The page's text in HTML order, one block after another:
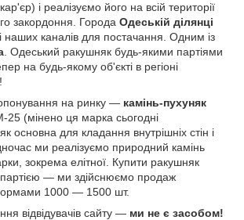
і реалізуємо його на всій території
закордоння. Города Одеській ділянці
наших каналів для постачання. Одним із
. Одеський ракушняк будь-якими партіями
на будь-якому об'єкті в регіоні
на ринку — камінь-пухуняк
25 (мінено ця марка сьогодні
основна для кладання внутрішніх стін і
ми реалізуємо природний камінь
зокрема елітної. Купити ракушняк
— ми здійснюємо продаж
1000 — 1500 шт.
відвідувачів сайту — ми не є засобом!